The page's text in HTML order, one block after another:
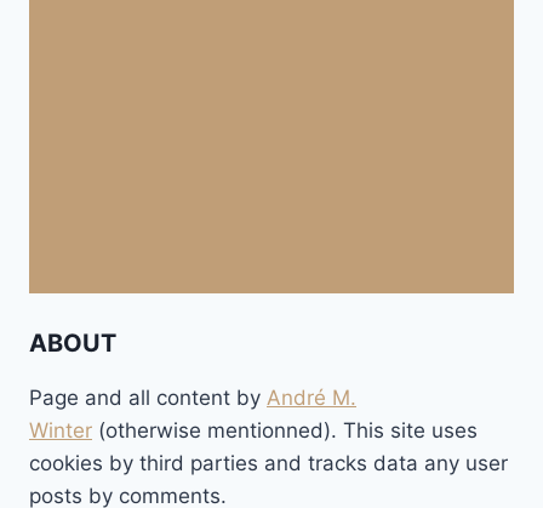
ABOUT
Page and all content by André M.
Winter (otherwise mentionned). This site uses
cookies by third parties and tracks data any user
posts by comments.